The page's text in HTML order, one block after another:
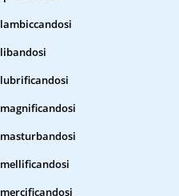
lambiccandosi
libandosi
lubrificandosi
magnificandosi
masturbandosi
mellificandosi
mercificandosi